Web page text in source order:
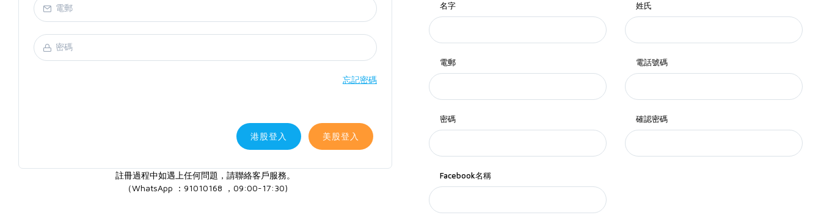
忘記密碼
港股登入 美股登入
註冊過程中如遇上任何問題，請聯絡客戶服務。
（WhatsApp ：91010168 ，09:00-17:30)
名字 姓氏
電郵 電話號碼
密碼 確認密碼
Facebook名稱